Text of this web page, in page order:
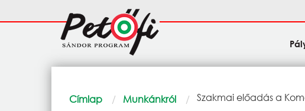
Fő
navigáció
Morzsa
Címlap Munkánkról Current:
Szakmai előadás a